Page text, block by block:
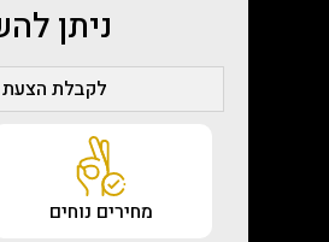
ניתן
לקבלת הצעת
מחירים נוחים